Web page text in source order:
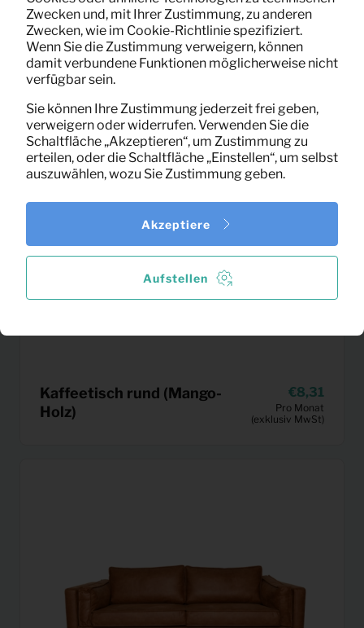
LED-FERNSEHER 43″
33,25
Pro Monat
(exklusiv MwSt)
Kaffeetisch rund (Mango-
Holz)
8,31
Pro Monat
(exklusiv MwSt)
Zwecken und, mit Ihrer Zustimmung, zu anderen
Zwecken, wie im Cookie-Richtlinie spezifiziert.
Wenn Sie die Zustimmung verweigern, können
damit verbundene Funktionen möglicherweise nicht
verfügbar sein.
Sie können Ihre Zustimmung jederzeit frei geben,
verweigern oder widerrufen. Verwenden Sie die
Schaltfläche „Akzeptieren“, um Zustimmung zu
erteilen, oder die Schaltfläche „Einstellen“, um selbst
auszuwählen, wozu Sie Zustimmung geben.
Aufstellen
Akzeptiere